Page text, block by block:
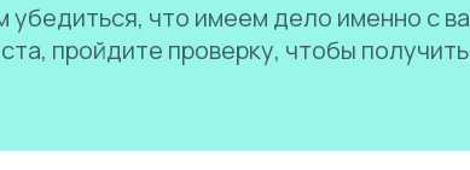
убедиться, что имеем дело именно с
пройдите проверку, чтобы